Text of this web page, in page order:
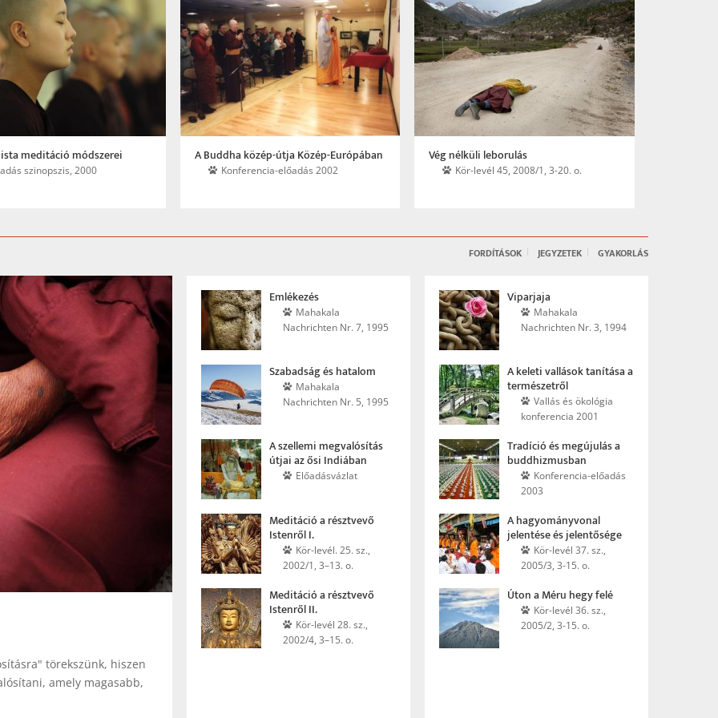
közép-útja Közép-Európában
előadás 2002
Vég nélküli leborulás
Kör-levél 45, 2008/1, 3-20. o.
A buddhista sztúpa – spirituális
építészeti elvek
Magyar Építőművészet, 2007/4.
FORDÍTÁSOK JEGYZETEK GYAKORLÁS
törekszünk, hiszen
amely magasabb,
Emlékezés
Mahakala
Nachrichten Nr. 7, 1995
Szabadság és hatalom
Mahakala
Nachrichten Nr. 5, 1995
A szellemi megvalósítás
útjai az ősi Indiában
Előadásvázlat
Meditáció a résztvevő
Istenről I.
Kör-levél. 25. sz.,
2002/1, 3–13. o.
Meditáció a résztvevő
Istenről II.
Kör-levél 28. sz.,
2002/4, 3–15. o.
Viparjaja
Mahakala
Nachrichten Nr. 3, 1994
A keleti vallások tanítása a
természetről
Vallás és ökológia
konferencia 2001
Tradíció és megújulás a
buddhiz­musban
Konferencia-előadás
2003
A hagyomány­vonal
jelentése és jelentősége
Kör-levél 37. sz.,
2005/3, 3-15. o.
Úton a Méru hegy felé
Kör-levél 36. sz.,
2005/2, 3-15. o.